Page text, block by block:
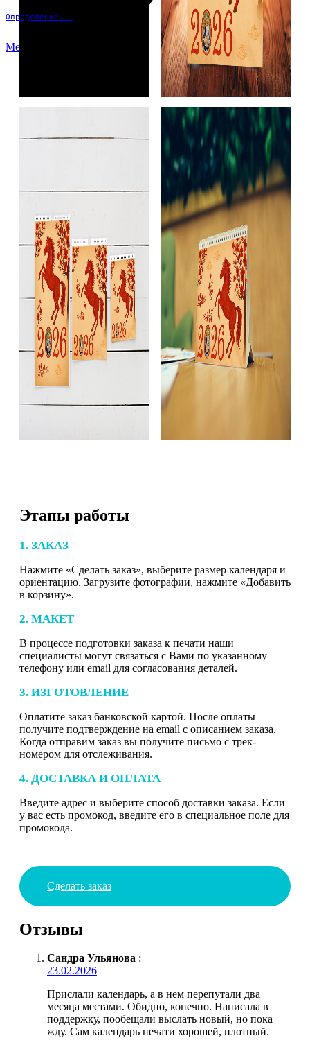
Определение...
Меню
Этапы работы
1. ЗАКАЗ
Нажмите «Сделать заказ», выберите размер календаря и
ориентацию. Загрузите фотографии, нажмите «Добавить
в корзину».
2. МАКЕТ
В процессе подготовки заказа к печати наши
специалисты могут связаться с Вами по указанному
телефону или email для согласования деталей.
3. ИЗГОТОВЛЕНИЕ
Оплатите заказ банковской картой. После оплаты
получите подтверждение на email с описанием заказа.
Когда отправим заказ вы получите письмо с трек-
номером для отслеживания.
4. ДОСТАВКА И ОПЛАТА
Введите адрес и выберите способ доставки заказа. Если
у вас есть промокод, введите его в специальное поле для
промокода.
Сделать заказ
Отзывы
Сандра Ульянова :
23.02.2026
Прислали календарь, а в нем перепутали два
месяца местами. Обидно, конечно. Написала в
поддержку, пообещали выслать новый, но пока
жду. Сам календарь печати хорошей, плотный.